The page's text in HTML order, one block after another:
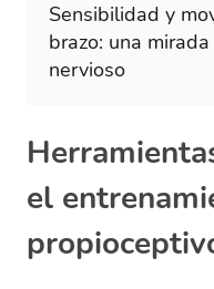
Sensibilidad y
brazo: una
nervioso
el